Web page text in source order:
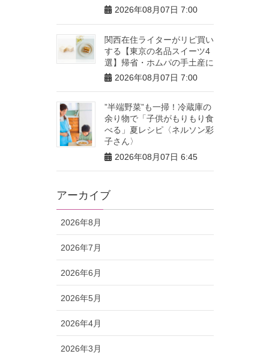
2026年08月07日 7:00
関西在住ライターがリピ買い
する【東京の名品スイーツ4
選】帰省・ホムパの手土産に
2026年08月07日 7:00
”半端野菜”も一掃！冷蔵庫の
余り物で「子供がもりもり食
べる」夏レシピ〈ネルソン彩
子さん〉
2026年08月07日 6:45
アーカイブ
2026年8月
2026年7月
2026年6月
2026年5月
2026年4月
2026年3月